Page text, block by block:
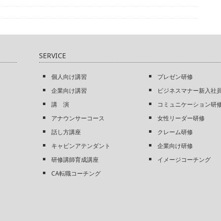
SERVICE
個人向け講習
企業向け講習
講 演
アナウンサーコース
話し方講座
キャビンアテンダント
研修講師育成講座
CA転職コーチング
プレゼン研修
ビジネスマナー新入社
コミュニケーション研
女性リーダー研修
クレーム研修
企業向け研修
イメージコーチング